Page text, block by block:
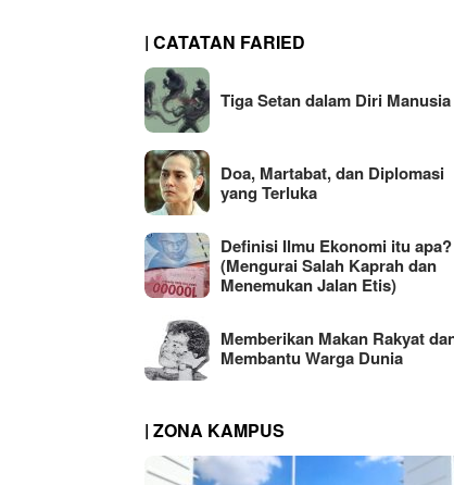
| CATATAN FARIED
Tiga Setan dalam Diri Manusia
Doa, Martabat, dan Diplomasi
yang Terluka
Definisi Ilmu Ekonomi itu apa?
(Mengurai Salah Kaprah dan
Menemukan Jalan Etis)
Memberikan Makan Rakyat
Membantu Warga Dunia
| ZONA KAMPUS